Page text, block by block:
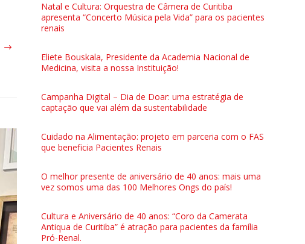
Natal e Cultura: Orquestra de Câmera de Curitiba
apresenta “Concerto Música pela Vida” para os pacientes
renais
Eliete Bouskala, Presidente da Academia Nacional de
Medicina, visita a nossa Instituição!
Campanha Digital – Dia de Doar: uma estratégia de
captação que vai além da sustentabilidade
Cuidado na Alimentação: projeto em parceria com o FAS
que beneficia Pacientes Renais
O melhor presente de aniversário de 40 anos: mais uma
vez somos uma das 100 Melhores Ongs do país!
Cultura e Aniversário de 40 anos: “Coro da Camerata
Antiqua de Curitiba” é atração para pacientes da família
Pró-Renal.